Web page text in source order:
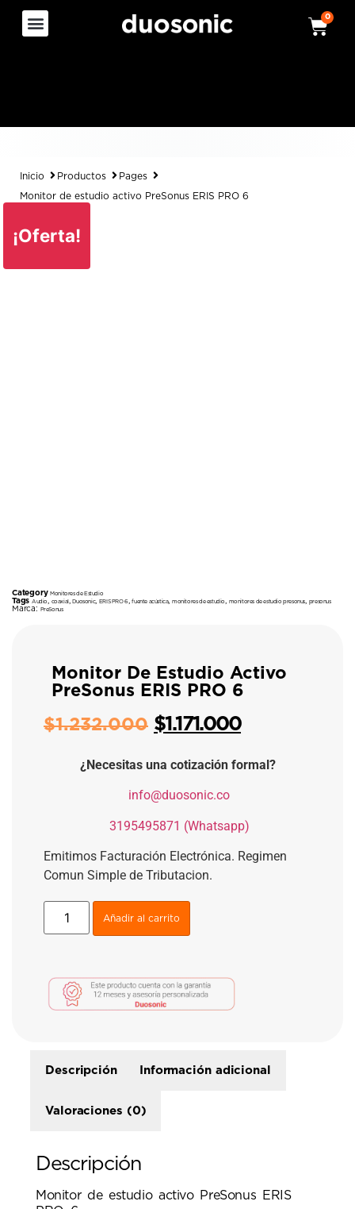
0
Inicio Productos Pages
Monitor de estudio activo PreSonus ERIS PRO 6
¡Oferta!
Category Monitores de Estudio
Tags Audio coaxial,Duosonic, ERIS PRO 6 ,fuente acústica,monitores de estudio monitores de estudio presonus presonus
Marca: PreSonus
Monitor De Estudio Activo
PreSonus ERIS PRO 6
$1.232.000 $1.171.000
¿Necesitas una cotización formal?
info@duosonic.co
3195495871 (Whatsapp)
Emitimos Facturación Electrónica. Regimen
Comun Simple de Tributacion.
Añadir al carrito
Descripción Información adicional
Valoraciones (0)
Descripción
Monitor de estudio activo PreSonus ERIS